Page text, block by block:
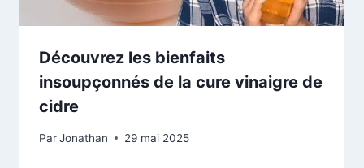
Découvrez les bienfaits
insoupçonnés de la cure vinaigre de
cidre
ParJonathan 29 mai 2025